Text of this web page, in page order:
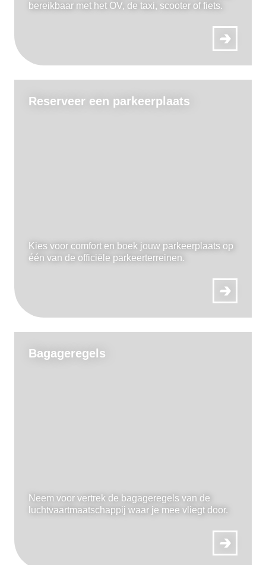
bereikbaar met het OV, de taxi, scooter of fiets.
Reserveer een parkeerplaats
Kies voor comfort en boek jouw parkeerplaats op
één van de officiële parkeerterreinen.
Bagageregels
Neem voor vertrek de bagageregels van de
luchtvaartmaatschappij waar je mee vliegt door.